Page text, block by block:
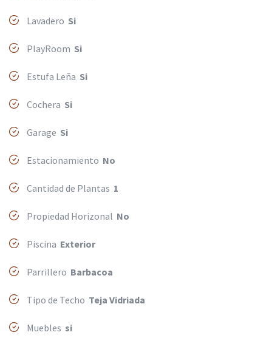
Lavadero Si
PlayRoom Si
Estufa Leña Si
Cochera Si
Garage Si
Estacionamiento No
Cantidad de Plantas 1
Propiedad Horizonal No
Piscina Exterior
Parrillero Barbacoa
Tipo de Techo Teja Vidriada
Muebles si